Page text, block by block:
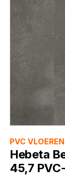
PVC VLOEREN
Hebeta
45,7